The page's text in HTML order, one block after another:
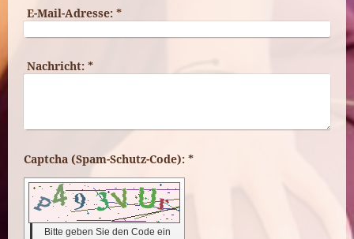
E-Mail-Adresse:*
Nachricht:*
Captcha (Spam-Schutz-Code): *
Bitte geben Sie den Code ein